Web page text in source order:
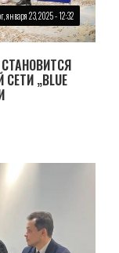
января 23, 2025 - 12:32
СТАНОВИТСЯ
„BLUE